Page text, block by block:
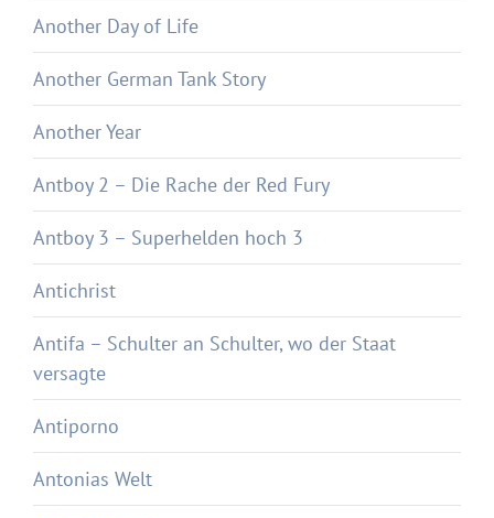
Another Day of Life
Another German Tank Story
Another Year
Antboy 2 – Die Rache der Red Fury
Antboy 3 – Superhelden hoch 3
Antichrist
Antifa – Schulter an Schulter, wo der Staat
versagte
Antiporno
Antonias Welt